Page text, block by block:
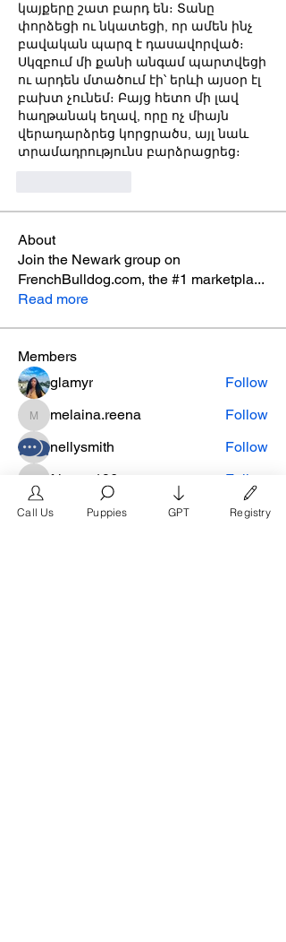
կայքերը շատ բարդ են։ Տանը
փորձեցի ու նկատեցի, որ ամեն ինչ
բավական պարզ է դասավորված։
Սկզբում մի քանի անգամ պարտվեցի
ու արդեն մտածում էի՝ երևի այսօր էլ
բախտ չունեմ։ Բայց հետո մի լավ
հաղթանակ եղավ, որը ոչ միայն
վերադարձրեց կորցրածս, այլ նաև
տրամադրությունս բարձրացրեց։
About
Join the Newark group on
FrenchBulldog.com, the #1 marketpla...
Read more
Members
glamyr
Follow
melaina.reena
melaina.reena
Follow
nellysmith
Follow
frimero196
frimero196 Follow
daerondaeron39
daerondaeron39
Follow
Call Us Puppies GPT Registry